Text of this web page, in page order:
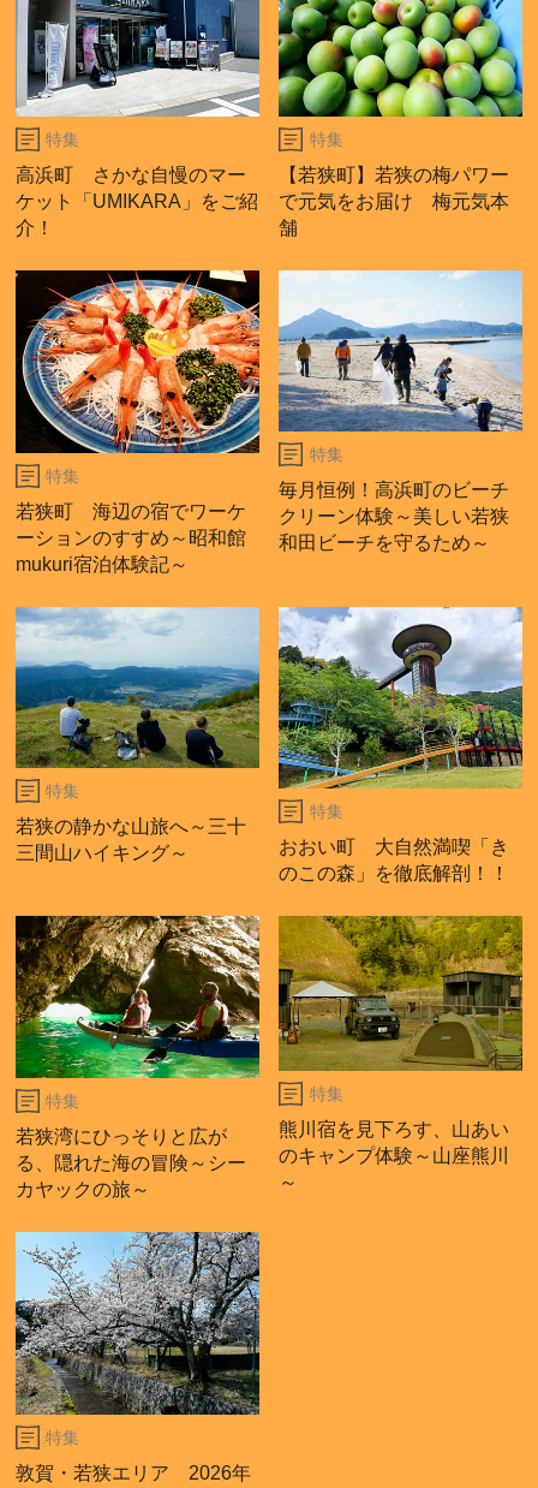
特集
高浜町 さかな自慢のマー
ケット「UMIKARA」をご紹
介！
特集
【若狭町】若狭の梅パワー
で元気をお届け 梅元気本
舗
特集
若狭町 海辺の宿でワーケ
ーションのすすめ～昭和館
mukuri宿泊体験記～
特集
毎月恒例！高浜町のビーチ
クリーン体験～美しい若狭
和田ビーチを守るため～
特集
若狭の静かな山旅へ～三十
三間山ハイキング～
特集
おおい町 大自然満喫「き
のこの森」を徹底解剖！！
特集
若狭湾にひっそりと広が
る、隠れた海の冒険～シー
カヤックの旅～
特集
熊川宿を見下ろす、山あい
のキャンプ体験～山座熊川
～
特集
敦賀・若狭エリア 2026年